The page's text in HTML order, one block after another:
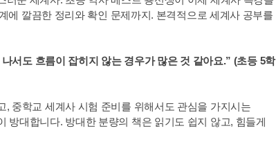
에 깔끔한 정리와 확인 문제까지. 본격적으로 세계사 공부를
서도 흐름이 잡히지 않는 경우가 많은 것 같아요.” (초등 5
중학교 세계사 시험 준비를 위해서도 관심을 가지시는
방대합니다. 방대한 분량의 책은 읽기도 쉽지 않고, 힘들게